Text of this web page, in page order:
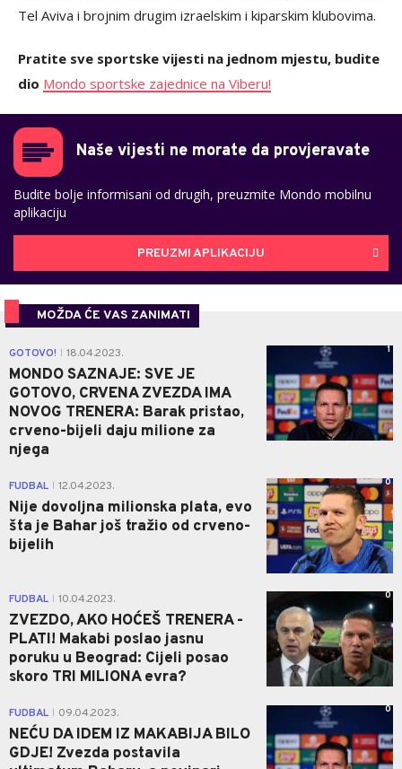
Tel Aviva i brojnim drugim izraelskim i kiparskim klubovima.
Pratite sve sportske vijesti na jednom mjestu, budite
dio Mondo sportske zajednice na Viberu!
Naše vijesti ne morate da provjeravate
Budite bolje informisani od drugih, preuzmite Mondo mobilnu
aplikaciju
PREUZMI APLIKACIJU
MOŽDA ĆE VAS ZANIMATI
GOTOVO! 18.04.2023.
MONDO SAZNAJE: SVE JE
GOTOVO, CRVENA ZVEZDA IMA
NOVOG TRENERA: Barak pristao,
crveno-bijeli daju milione za
njega
1
FUDBAL 12.04.2023.
Nije dovoljna milionska plata, evo
šta je Bahar još tražio od crveno-
bijelih
0
FUDBAL 10.04.2023.
ZVEZDO, AKO HOĆEŠ TRENERA -
PLATI! Makabi poslao jasnu
poruku u Beograd: Cijeli posao
skoro TRI MILIONA evra?
0
FUDBAL 09.04.2023.
NEĆU DA IDEM IZ MAKABIJA BILO
GDJE! Zvezda postavila
0